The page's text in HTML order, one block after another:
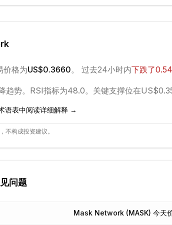
价格为US$0.3660。 过去24小时内下跌了0.54
趋势。 RSI指标为48.0。 关键支撑位在
语表中阅读详细解释 →
不构成投资建议。
问题
Mask Network (MASK) 今天